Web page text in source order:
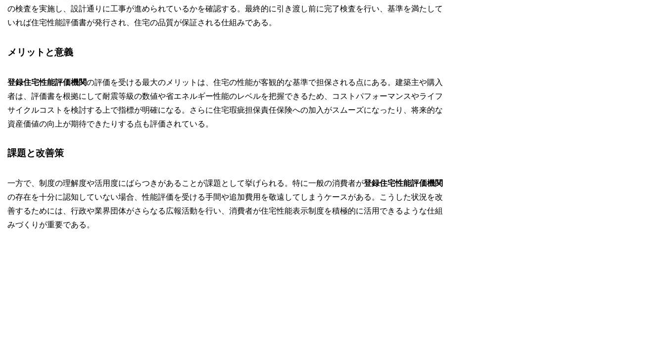
の検査を実施し、設計通りに工事が進められているかを確認する。最終的に引き渡し前に完了検査を行い、基準を満たして
いれば住宅性能評価書が発行され、住宅の品質が保証される仕組みである。
メリットと意義
登録住宅性能評価機関の評価を受ける最大のメリットは、住宅の性能が客観的な基準で担保される点にある。建築主や購入
者は、評価書を根拠にして耐震等級の数値や省エネルギー性能のレベルを把握できるため、コストパフォーマンスやライフ
サイクルコストを検討する上で指標が明確になる。さらに住宅瑕疵担保責任保険への加入がスムーズになったり、将来的な
資産価値の向上が期待できたりする点も評価されている。
課題と改善策
一方で、制度の理解度や活用度にばらつきがあることが課題として挙げられる。特に一般の消費者が登録住宅性能評価機関
の存在を十分に認知していない場合、性能評価を受ける手間や追加費用を敬遠してしまうケースがある。こうした状況を改
善するためには、行政や業界団体がさらなる広報活動を行い、消費者が住宅性能表示制度を積極的に活用できるような仕組
みづくりが重要である。